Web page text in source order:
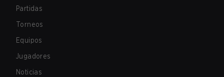
Partidas
Torneos
Equipos
Jugadores
Noticias